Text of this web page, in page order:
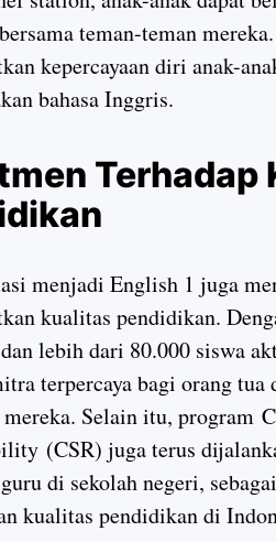
teman-teman
kepercayaan diri anak-
bahasa Inggris.
Terhadap
menjadi English 1 juga
kualitas pendidikan.
lebih dari 80.000 siswa
terpercaya bagi orang tua
mereka. Selain itu, program
(CSR) juga terus
di sekolah negeri,
kualitas pendidikan di